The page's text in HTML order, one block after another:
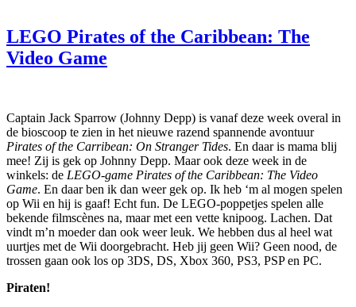
LEGO Pirates of the Caribbean: The
Video Game
Captain Jack Sparrow (Johnny Depp) is vanaf deze week overal in
de bioscoop te zien in het nieuwe razend spannende avontuur
Pirates of the Carribean: On Stranger Tides. En daar is mama blij
mee! Zij is gek op Johnny Depp. Maar ook deze week in de
winkels: de LEGO-game Pirates of the Caribbean: The Video
Game. En daar ben ik dan weer gek op. Ik heb ‘m al mogen spelen
op Wii en hij is gaaf! Echt fun. De LEGO-poppetjes spelen alle
bekende filmscènes na, maar met een vette knipoog. Lachen. Dat
vindt m’n moeder dan ook weer leuk. We hebben dus al heel wat
uurtjes met de Wii doorgebracht. Heb jij geen Wii? Geen nood, de
trossen gaan ook los op 3DS, DS, Xbox 360, PS3, PSP en PC.
Piraten!